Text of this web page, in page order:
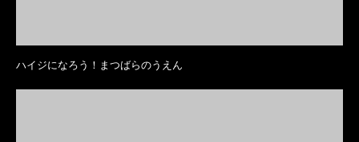
ハイジになろう！まつばらのうえん